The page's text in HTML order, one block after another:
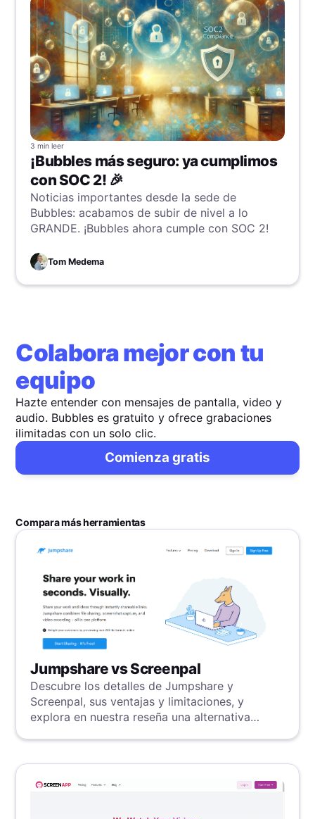
3 min leer
¡Bubbles más seguro: ya cumplimos
con SOC 2! 🎉
Noticias importantes desde la sede de
Bubbles: acabamos de subir de nivel a lo
GRANDE. ¡Bubbles ahora cumple con SOC 2!
Tom Medema
Colabora mejor con tu
equipo
Hazte entender con mensajes de pantalla, video y
audio. Bubbles es gratuito y ofrece grabaciones
ilimitadas con un solo clic.
Comienza gratis
Compara más herramientas
Jumpshare vs Screenpal
Descubre los detalles de Jumpshare y
Screenpal, sus ventajas y limitaciones, y
explora en nuestra reseña una alternativa